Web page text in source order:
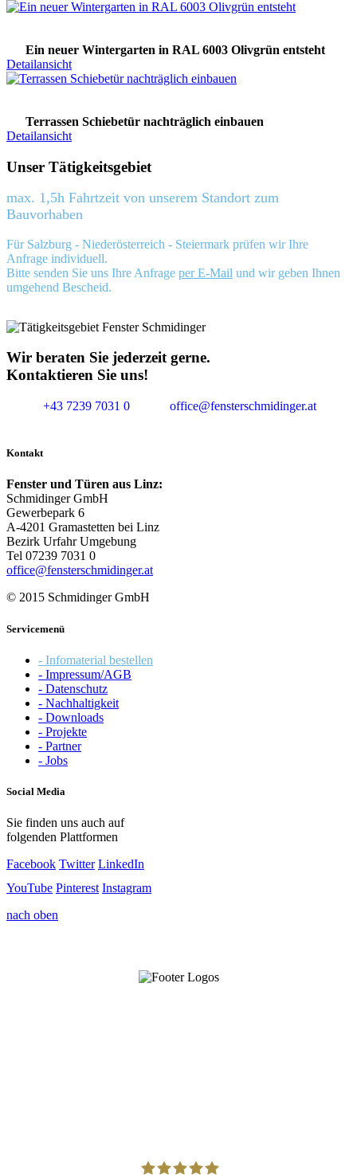
Ein neuer Wintergarten in RAL 6003 Olivgrün entsteht
Detailansicht
Terrassen Schiebetür nachträglich einbauen
Detailansicht
Unser Tätigkeitsgebiet
max. 1,5h Fahrtzeit von unserem Standort zum
Bauvorhaben
Für Salzburg - Niederösterreich - Steiermark prüfen wir Ihre
Anfrage individuell.
Bitte senden Sie uns Ihre Anfrage per E-Mail und wir geben Ihnen
umgehend Bescheid.
Wir beraten Sie jederzeit gerne.
Kontaktieren Sie uns!
+43 7239 7031 0 office@fensterschmidinger.at
Kontakt
Fenster und Türen aus Linz:
Schmidinger GmbH
Gewerbepark 6
A-4201 Gramastetten bei Linz
Bezirk Urfahr Umgebung
Tel 07239 7031 0
office@fensterschmidinger.at
© 2015 Schmidinger GmbH
Servicemenü
- Infomaterial bestellen
- Impressum/AGB
- Datenschutz
- Nachhaltigkeit
- Downloads
- Projekte
- Partner
- Jobs
Social Media
Sie finden uns auch auf
folgenden Plattformen
Facebook Twitter LinkedIn
YouTube Pinterest Instagram
nach oben